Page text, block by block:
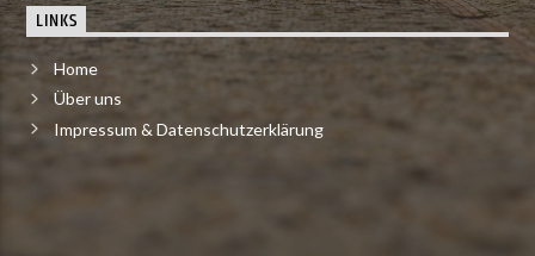
LINKS
Home
Über uns
Impressum & Datenschutzerklärung